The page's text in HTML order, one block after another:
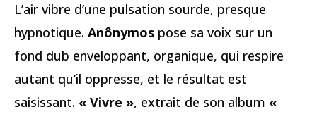
L’air vibre d’une pulsation sourde, presque
hypnotique. Anônymos pose sa voix sur un
fond dub enveloppant, organique, qui respire
autant qu’il oppresse, et le résultat est
saisissant. « Vivre », extrait de son album «